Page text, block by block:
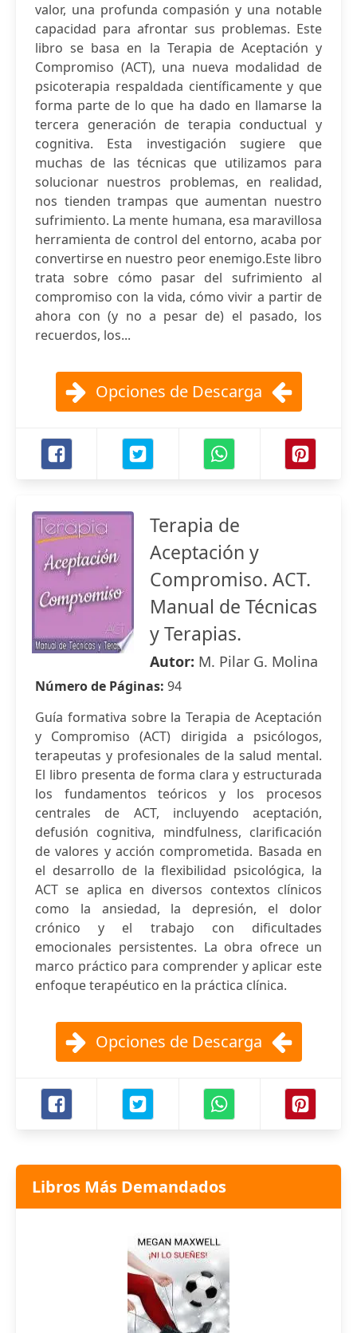
valor, una profunda compasión y una notable
capacidad para afrontar sus problemas. Este
libro se basa en la Terapia de Aceptación y
Compromiso (ACT), una nueva modalidad de
psicoterapia respaldada científicamente y que
forma parte de lo que ha dado en llamarse la
tercera generación de terapia conductual y
cognitiva. Esta investigación sugiere que
muchas de las técnicas que utilizamos para
solucionar nuestros problemas, en realidad,
nos tienden trampas que aumentan nuestro
sufrimiento. La mente humana, esa maravillosa
herramienta de control del entorno, acaba por
convertirse en nuestro peor enemigo.Este libro
trata sobre cómo pasar del sufrimiento al
compromiso con la vida, cómo vivir a partir de
ahora con (y no a pesar de) el pasado, los
recuerdos, los...
Opciones de Descarga
Terapia de
Aceptación y
Compromiso. ACT.
Manual de Técnicas
y Terapias.
Autor: M. Pilar G. Molina
Número de Páginas: 94
Guía formativa sobre la Terapia de Aceptación
y Compromiso (ACT) dirigida a psicólogos,
terapeutas y profesionales de la salud mental.
El libro presenta de forma clara y estructurada
los fundamentos teóricos y los procesos
centrales de ACT, incluyendo aceptación,
defusión cognitiva, mindfulness, clarificación
de valores y acción comprometida. Basada en
el desarrollo de la flexibilidad psicológica, la
ACT se aplica en diversos contextos clínicos
como la ansiedad, la depresión, el dolor
crónico y el trabajo con dificultades
emocionales persistentes. La obra ofrece un
marco práctico para comprender y aplicar este
enfoque terapéutico en la práctica clínica.
Opciones de Descarga
Libros Más Demandados